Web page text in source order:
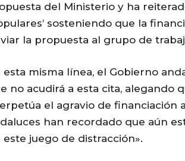
del Ministerio y ha
sosteniendo que la
la propuesta al grupo de
esta misma línea, el Gobierno
no acudirá a esta cita, alegando
el agravio de financiación
han recordado que aún
este juego de distracción».